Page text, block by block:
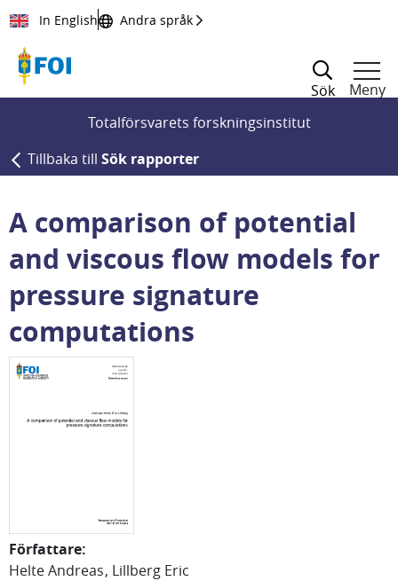
Till innehållet
In English Andra språk
Sök
Meny
Totalförsvarets forskningsinstitut
Tillbaka till Sök rapporter
A comparison of potential
and viscous flow models for
pressure signature
computations
Författare:
Helte Andreas Lillberg Eric